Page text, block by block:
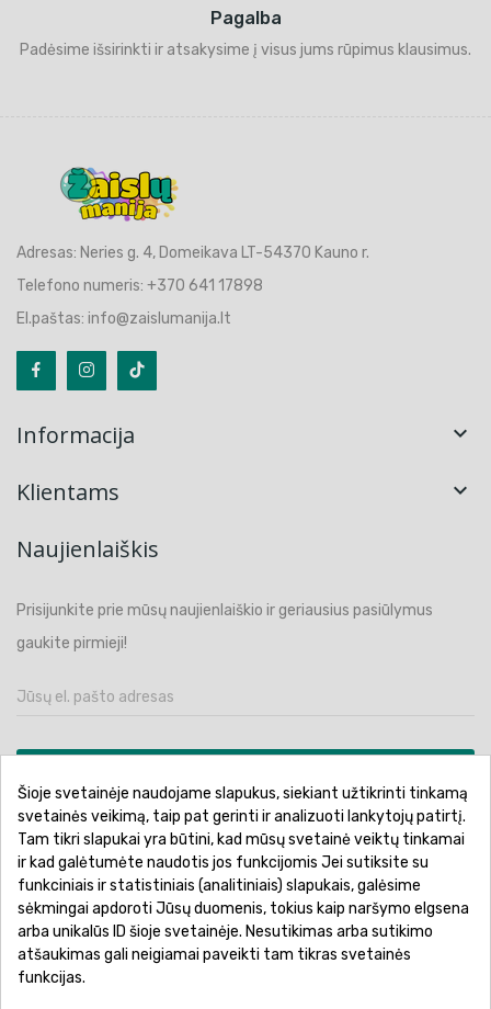
Pagalba
Padėsime išsirinkti ir atsakysime į visus jums rūpimus klausimus.
Adresas: Neries g. 4, Domeikava LT-54370 Kauno r.
Telefono numeris: +370 641 17898
El.paštas: info@zaislumanija.lt
Informacija 
Klientams 
Naujienlaiškis
Prisijunkite prie mūsų naujienlaiškio ir geriausius pasiūlymus
gaukite pirmieji!
Pirkimo sąlygos ir taisyklės
Privatumo politika
Garantinis aptarnavimas
Prekių pristatymas
Prekių grąžinimas
Atsiskaitymo būdai
Šioje svetainėje naudojame slapukus, siekiant užtikrinti tinkamą
svetainės veikimą, taip pat gerinti ir analizuoti lankytojų patirtį.
Tam tikri slapukai yra būtini, kad mūsų svetainė veiktų tinkamai
ir kad galėtumėte naudotis jos funkcijomis Jei sutiksite su
funkciniais ir statistiniais (analitiniais) slapukais, galėsime
sėkmingai apdoroti Jūsų duomenis, tokius kaip naršymo elgsena
arba unikalūs ID šioje svetainėje. Nesutikimas arba sutikimo
atšaukimas gali neigiamai paveikti tam tikras svetainės
funkcijas.